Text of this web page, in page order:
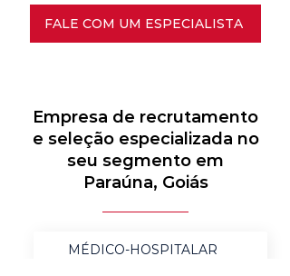
FALE COM UM ESPECIALISTA
Empresa de recrutamento
e seleção especializada no
seu segmento em
Paraúna, Goiás
MÉDICO-HOSPITALAR